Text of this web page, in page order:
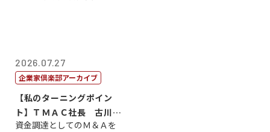
2026.07.27
企業家倶楽部アーカイブ
【私のターニングポイン
ト】ＴＭＡＣ社長 古川英
一
資金調達としてのＭ＆Ａを